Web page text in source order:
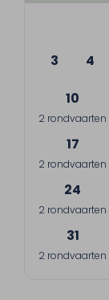
3 4
10
2 rondvaarten
17
2 rondvaarten
24
2 rondvaarten
31
2 rondvaarten